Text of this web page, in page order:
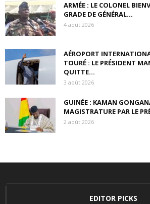
ARMÉE : LE COLONEL
GRADE DE GÉNÉRAL...
4 août 2026
AÉROPORT
TOURÉ : LE PRÉSIDENT
QUITTE...
3 août 2026
GUINÉE : KAMAN
MAGISTRATURE PAR LE
2 août 2026
EDITOR PICKS